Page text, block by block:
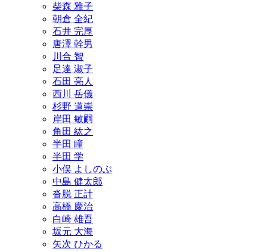
柴森 雅子
朝倉 全紀
石井 完厚
唐澤 幹男
川合 智
足達 淑子
石田 亮人
西川 岳儀
杉野 道崇
岸田 敏嗣
角田 紘之
半田 瞳
半田 学
小俣 よしのぶ
中島 健太郎
沓脱 正計
高橋 慶治
白崎 雄吾
坂元 大海
矢次 ひかる